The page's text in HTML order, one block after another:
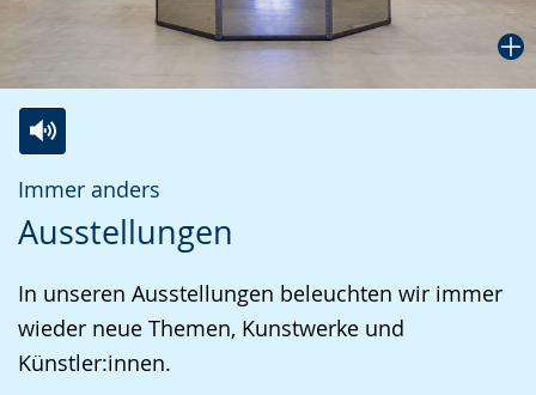
Immer anders
Ausstellungen
In unseren Ausstellungen beleuchten wir immer
wieder neue Themen, Kunstwerke und
Künstler:innen.
Leichten
Sprache
Audio-
Unterstützung.
Video
in
Gebärdensprache
wird
angezeigt.